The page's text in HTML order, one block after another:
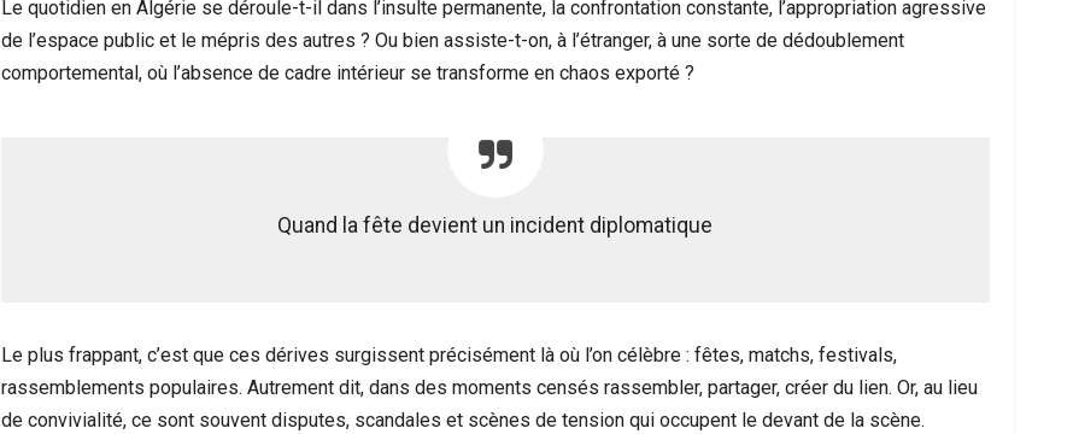
Le quotidien en Algérie se déroule-t-il dans l’insulte permanente, la confrontation constante, l’appropriation agressive
de l’espace public et le mépris des autres ? Ou bien assiste-t-on, à l’étranger, à une sorte de dédoublement
comportemental, où l’absence de cadre intérieur se transforme en chaos exporté ?
Quand la fête devient un incident diplomatique
Le plus frappant, c’est que ces dérives surgissent précisément là où l’on célèbre : fêtes, matchs, festivals,
rassemblements populaires. Autrement dit, dans des moments censés rassembler, partager, créer du lien. Or, au lieu
de convivialité, ce sont souvent disputes, scandales et scènes de tension qui occupent le devant de la scène.